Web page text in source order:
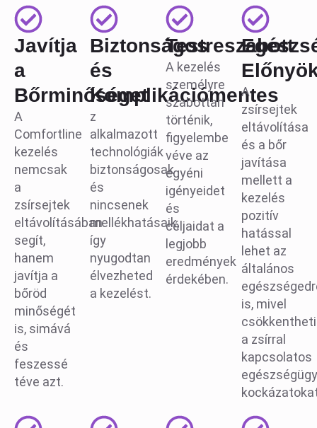
Javítja
a
Bőrminőséget
A
Comfortline
kezelés
nemcsak
a
zsírsejtek
eltávolításában
segít,
hanem
javítja a
bőröd
minőségét
is, simává
és
feszessé
téve azt.
Biztonságos
és
Komplikációmentes
z
alkalmazott
technológiák
biztonságosak
és
nincsenek
mellékhatásaik,
így
nyugodtan
élvezheted
a kezelést.
Testreszabott
A kezelés
személyre
szabottan
történik,
figyelembe
véve az
egyéni
igényeidet
és
céljaidat a
legjobb
eredmények
érdekében.
A
zsírsejtek
eltávolítása
és a bőr
javítása
mellett a
kezelés
pozitív
hatással
lehet az
általános
is, mivel
csökkentheti
a zsírral
kapcsolatos